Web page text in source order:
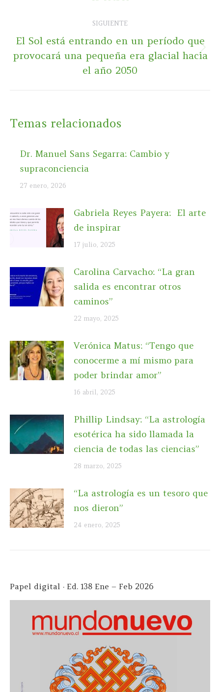
SIGUIENTE
Publicación
siguiente:
El Sol está entrando en un período que
provocará una pequeña era glacial hacia
el año 2050
Temas relacionados
Dr. Manuel Sans Segarra: Cambio y
supraconciencia
27 enero, 2026
Gabriela Reyes Payera: El arte
de inspirar
17 julio, 2025
Carolina Carvacho: “La gran
salida es encontrar otros
caminos”
22 mayo, 2025
Verónica Matus: “Tengo que
conocerme a mí mismo para
poder brindar amor”
16 abril, 2025
Phillip Lindsay: “La astrología
esotérica ha sido llamada la
ciencia de todas las ciencias”
28 marzo, 2025
“La astrología es un tesoro que
nos dieron”
24 enero, 2025
Papel digital · Ed. 138 Ene – Feb 2026